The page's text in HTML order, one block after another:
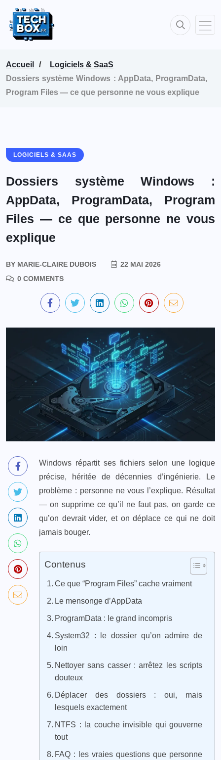
Accueil
Logiciels & SaaS
Dossiers système Windows : AppData, ProgramData,
Program Files — ce que personne ne vous explique
LOGICIELS & SAAS
Dossiers système Windows :
AppData, ProgramData, Program
Files — ce que personne ne vous
explique
BY MARIE-CLAIRE DUBOIS
22 MAI 2026
0 COMMENTS
Windows répartit ses fichiers selon une logique
précise, héritée de décennies d’ingénierie. Le
problème : personne ne vous l’explique. Résultat
— on supprime ce qu’il ne faut pas, on garde ce
qu’on devrait vider, et on déplace ce qui ne doit
jamais bouger.
Contenus
Ce que “Program Files” cache vraiment
Le mensonge d’AppData
ProgramData : le grand incompris
System32 : le dossier qu’on admire de
loin
Nettoyer sans casser : arrêtez les scripts
douteux
Déplacer des dossiers : oui, mais
lesquels exactement
NTFS : la couche invisible qui gouverne
tout
FAQ : les vraies questions que personne